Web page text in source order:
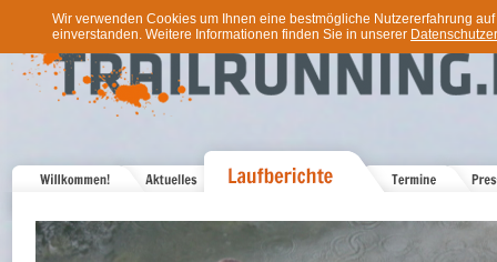
Wir verwenden Cookies um Ihnen eine bestmögliche Nutzererfahrung
einverstanden. Weitere Informationen finden Sie in unserer